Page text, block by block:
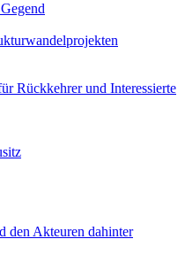
Rückkehrer und Interessierte
den Akteuren dahinter